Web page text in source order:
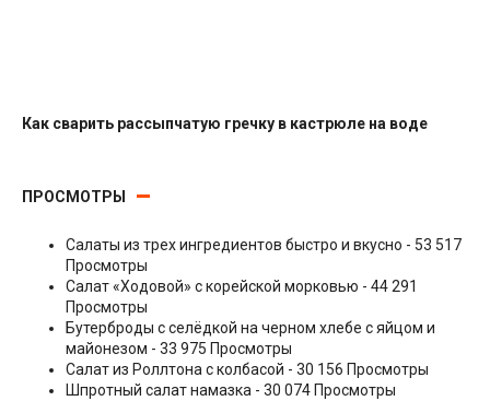
Как сварить рассыпчатую гречку в кастрюле на воде
ПРОСМОТРЫ
Салаты из трех ингредиентов быстро и вкусно - 53 517
Просмотры
Салат «Ходовой» с корейской морковью - 44 291
Просмотры
Бутерброды с селёдкой на черном хлебе с яйцом и
майонезом - 33 975 Просмотры
Салат из Роллтона с колбасой - 30 156 Просмотры
Шпротный салат намазка - 30 074 Просмотры